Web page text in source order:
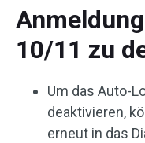
10/11 zu
Um das Auto-
deaktivieren,
erneut in das